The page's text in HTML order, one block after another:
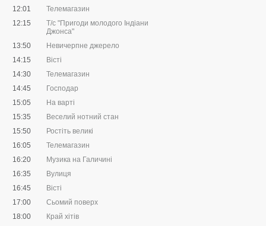
12:01
Телемагазин
12:15
Т/с "Пригоди молодого Індіани
Джонса"
13:50
Невичерпне джерело
14:15
Вісті
14:30
Телемагазин
14:45
Господар
15:05
На варті
15:35
Веселий нотний стан
15:50
Ростіть великі
16:05
Телемагазин
16:20
Музика на Галичині
16:35
Вулиця
16:45
Вісті
17:00
Сьомий поверх
18:00
Край хітів